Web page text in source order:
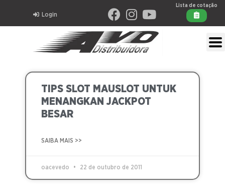
Login
Lista de cotação
TIPS SLOT MAUSLOT UNTUK
MENANGKAN JACKPOT
BESAR
SAIBA MAIS >>
oacevedo 22 de outubro de 2011